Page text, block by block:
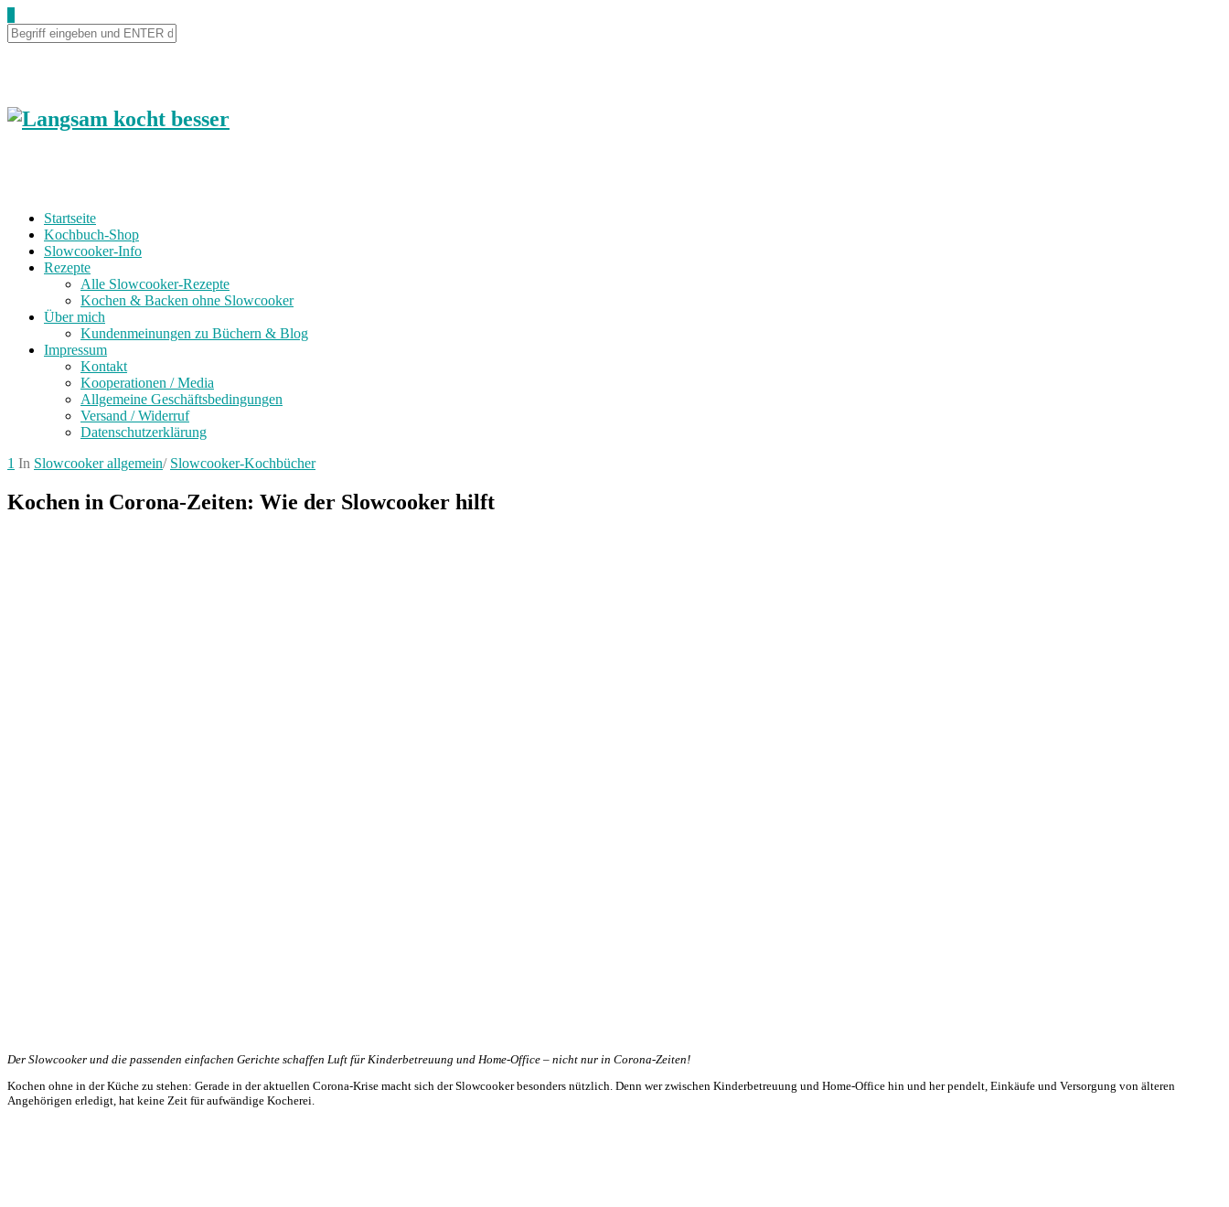
Startseite
Kochbuch-Shop
Slowcooker-Info
Rezepte
Alle Slowcooker-Rezepte
Kochen & Backen ohne Slowcooker
Über mich
Kundenmeinungen zu Büchern & Blog
Impressum
Kontakt
Kooperationen / Media
Allgemeine Geschäftsbedingungen
Versand / Widerruf
Datenschutzerklärung
1 In Slowcooker allgemein/ Slowcooker-Kochbücher
Kochen in Corona-Zeiten: Wie der Slowcooker hilft
Der Slowcooker und die passenden einfachen Gerichte schaffen Luft für Kinderbetreuung und Home-Office – nicht nur in Corona-Zeiten!
Kochen ohne in der Küche zu stehen: Gerade in der aktuellen Corona-Krise macht sich der Slowcooker besonders nützlich. Denn wer zwischen Kinderbetreuung und Home-Office hin und her pendelt, Einkäufe und Versorgung von älteren
Angehörigen erledigt, hat keine Zeit für aufwändige Kocherei.